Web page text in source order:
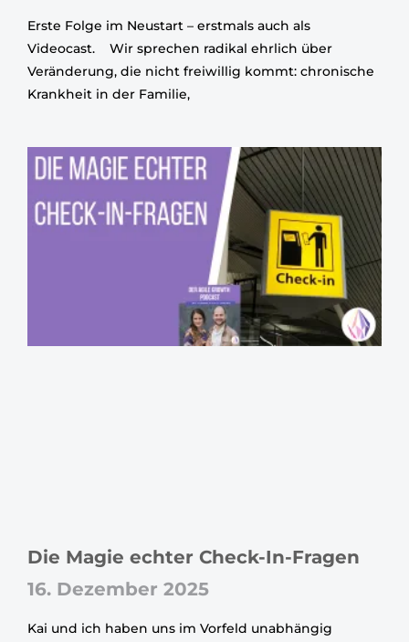
Erste Folge im Neustart – erstmals auch als
Videocast. Wir sprechen radikal ehrlich über
Veränderung, die nicht freiwillig kommt: chronische
Krankheit in der Familie,
Die Magie echter Check-In-Fragen
16. Dezember 2025
Kai und ich haben uns im Vorfeld unabhängig